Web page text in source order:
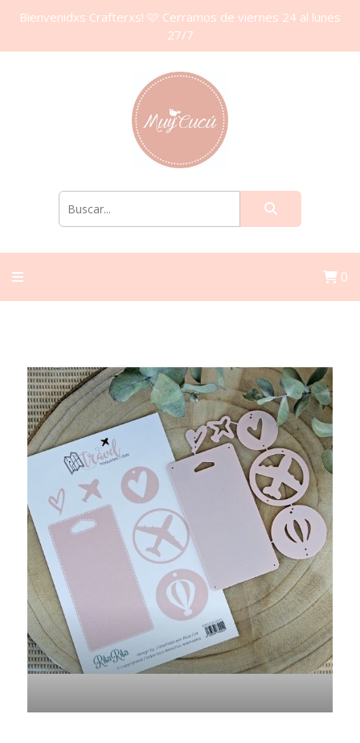
Bienvenidxs Crafterxs! 🩷 Cerramos de viernes 24 al lunes
27/7
0